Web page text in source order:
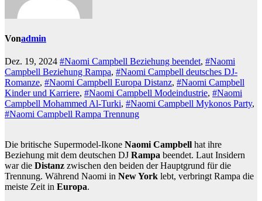
Vonadmin
Dez. 19, 2024 #Naomi Campbell Beziehung beendet, #Naomi
Campbell Beziehung Rampa, #Naomi Campbell deutsches DJ-
Romanze, #Naomi Campbell Europa Distanz, #Naomi Campbell
Kinder und Karriere, #Naomi Campbell Modeindustrie, #Naomi
Campbell Mohammed Al-Turki, #Naomi Campbell Mykonos Party,
#Naomi Campbell Rampa Trennung
Die britische Supermodel-Ikone Naomi Campbell hat ihre
Beziehung mit dem deutschen DJ Rampa beendet. Laut Insidern
war die Distanz zwischen den beiden der Hauptgrund für die
Trennung. Während Naomi in New York lebt, verbringt Rampa die
meiste Zeit in Europa.